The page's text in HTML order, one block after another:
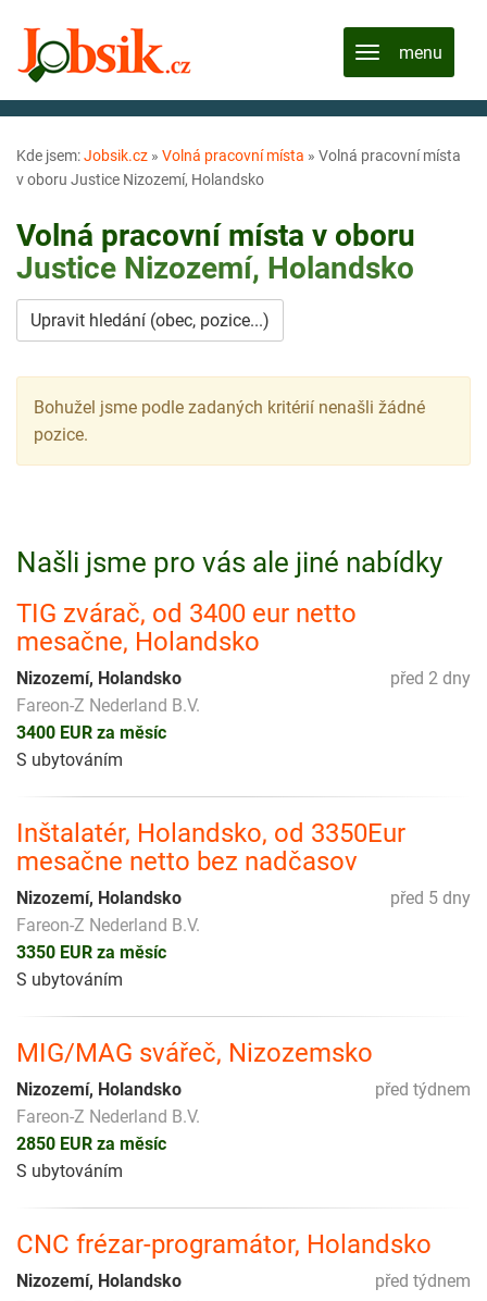
Kde jsem:Jobsik.cz » Volná pracovní místa » Volná pracovní místa
v oboru Justice Nizozemí, Holandsko
Volná pracovní místa v oboru
Justice Nizozemí, Holandsko
Upravit hledání (obec, pozice...)
Bohužel jsme podle zadaných kritérií nenašli žádné
pozice.
Našli jsme pro vás ale jiné nabídky
TIG zvárač, od 3400 eur netto
mesačne, Holandsko
před 2 dny
Nizozemí, Holandsko
Fareon-Z Nederland B.V.
3400 EUR za měsíc
S ubytováním
Inštalatér, Holandsko, od 3350Eur
mesačne netto bez nadčasov
před 5 dny
Nizozemí, Holandsko
Fareon-Z Nederland B.V.
3350 EUR za měsíc
S ubytováním
MIG/MAG svářeč, Nizozemsko
před týdnem
Nizozemí, Holandsko
Fareon-Z Nederland B.V.
2850 EUR za měsíc
S ubytováním
CNC frézar-programátor, Holandsko
před týdnem
Nizozemí, Holandsko